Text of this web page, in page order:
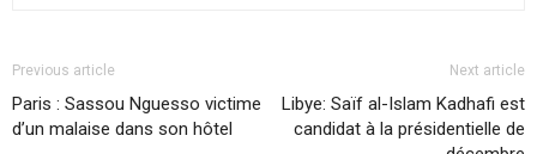
Previous article
Paris : Sassou Nguesso victime
d’un malaise dans son hôtel
Next article
Libye: Saïf al-Islam Kadhafi est
candidat à la présidentielle de